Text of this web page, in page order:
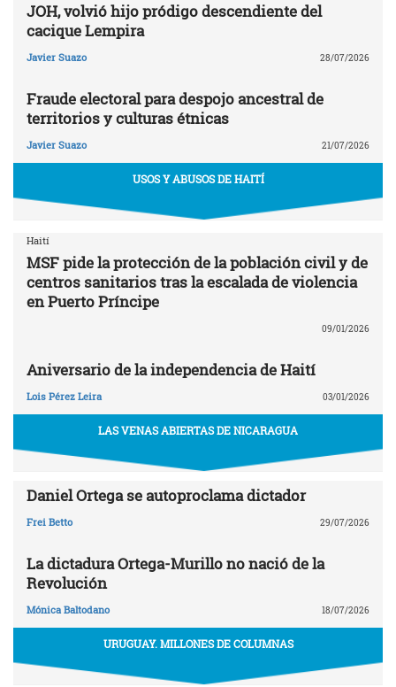
JOH, volvió hijo pródigo descendiente del
cacique Lempira
Javier Suazo 28/07/2026
Fraude electoral para despojo ancestral de
territorios y culturas étnicas
Javier Suazo 21/07/2026
USOS Y ABUSOS DE HAITÍ
Haití
MSF pide la protección de la población civil y de
centros sanitarios tras la escalada de violencia
en Puerto Príncipe
09/01/2026
Aniversario de la independencia de Haití
Lois Pérez Leira 03/01/2026
LAS VENAS ABIERTAS DE NICARAGUA
Daniel Ortega se autoproclama dictador
Frei Betto 29/07/2026
La dictadura Ortega-Murillo no nació de la
Revolución
Mónica Baltodano 18/07/2026
URUGUAY. MILLONES DE COLUMNAS